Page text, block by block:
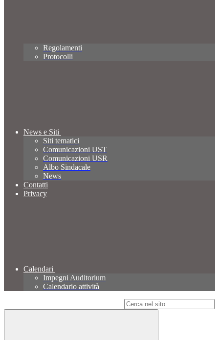
Regolamenti
Protocolli
News e Siti
Siti tematici
Comunicazioni UST
Comunicazioni USR
Albo Sindacale
News
Contatti
Privacy
Calendari
Impegni Auditorium
Calendario attività